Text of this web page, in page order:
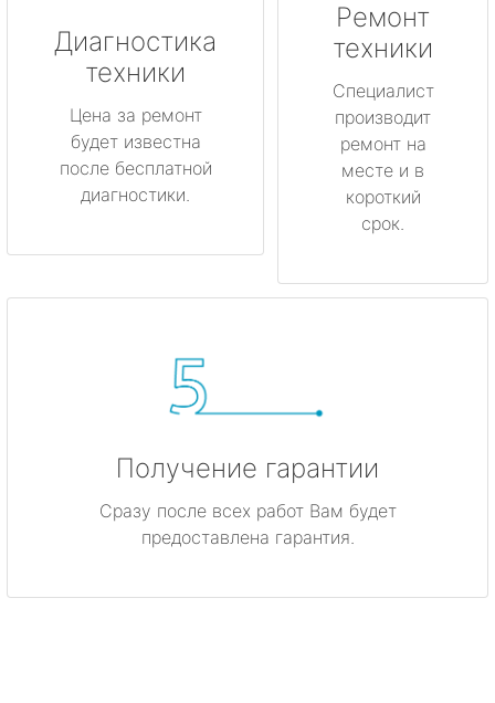
Диагностика
техники
Цена за ремонт
будет известна
после бесплатной
диагностики.
Ремонт
техники
Специалист
производит
ремонт на
месте и в
короткий
срок.
Получение гарантии
Сразу после всех работ Вам будет
предоставлена гарантия.